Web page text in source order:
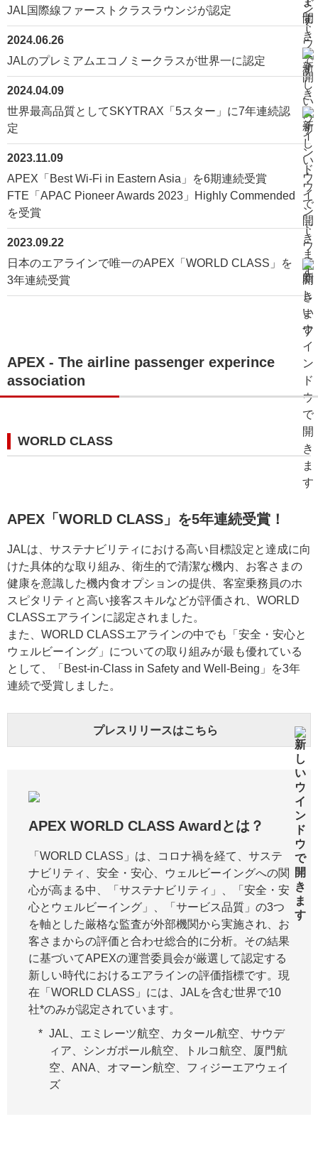
JAL国際線ファーストクラスラウンジが認定
2024.06.26
JALのプレミアムエコノミークラスが世界一に認定
2024.04.09
世界最高品質としてSKYTRAX「5スター」に7年連続認
定
2023.11.09
APEX「Best Wi-Fi in Eastern Asia」を6期連続受賞
FTE「APAC Pioneer Awards 2023」Highly Commended
を受賞
2023.09.22
日本のエアラインで唯一のAPEX「WORLD CLASS」を
3年連続受賞
APEX - The airline passenger experince
association
WORLD CLASS
APEX「WORLD CLASS」を5年連続受賞！
JALは、サステナビリティにおける高い目標設定と達成に向
けた具体的な取り組み、衛生的で清潔な機内、お客さまの
健康を意識した機内食オプションの提供、客室乗務員のホ
スピタリティと高い接客スキルなどが評価され、WORLD
CLASSエアラインに認定されました。
また、WORLD CLASSエアラインの中でも「安全・安心と
ウェルビーイング」についての取り組みが最も優れている
として、「Best-in-Class in Safety and Well-Being」を3年
連続で受賞しました。
プレスリリースはこちら
APEX WORLD CLASS Awardとは？
「WORLD CLASS」は、コロナ禍を経て、サステ
ナビリティ、安全・安心、ウェルビーイングへの関
心が高まる中、「サステナビリティ」、「安全・安
心とウェルビーイング」、「サービス品質」の3つ
を軸とした厳格な監査が外部機関から実施され、お
客さまからの評価と合わせ総合的に分析。その結果
に基づいてAPEXの運営委員会が厳選して認定する
新しい時代におけるエアラインの評価指標です。現
在「WORLD CLASS」には、JALを含む世界で10
社*のみが認定されています。
JAL、エミレーツ航空、カタール航空、サウデ
ィア、シンガポール航空、トルコ航空、厦門航
空、ANA、オマーン航空、フィジーエアウェイ
ズ